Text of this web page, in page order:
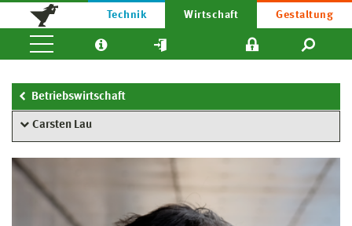
Technik Wirtschaft Gestaltung
Betriebswirtschaft
Carsten Lau